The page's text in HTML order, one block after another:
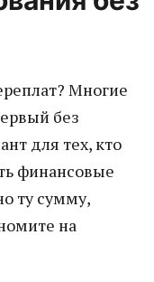
Многие
без
для тех, кто
финансовые
ту сумму,
на